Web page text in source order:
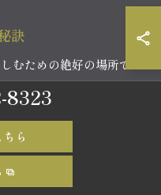
訣
むための絶好の場所で
普段は忙しくて話せない
話すことができます。理
があり、家族の会話を促
場合、例えば新しいヘア
事のことなどを話すこと
8323
ら